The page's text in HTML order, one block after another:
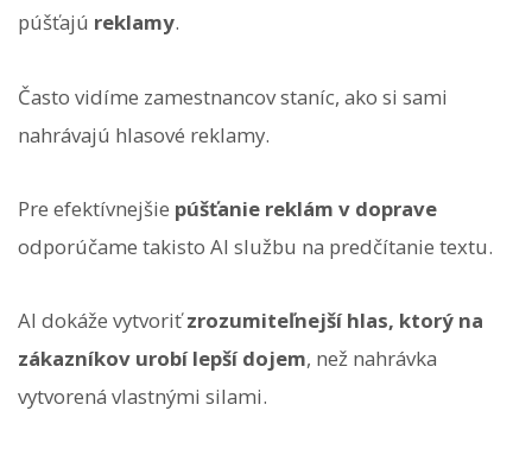
púšťajú reklamy.
Často vidíme zamestnancov staníc, ako si sami
nahrávajú hlasové reklamy.
Pre efektívnejšie púšťanie reklám v doprave
odporúčame takisto AI službu na predčítanie textu.
AI dokáže vytvoriťzrozumiteľnejší hlas, ktorý na
zákazníkov urobí lepší dojem, než nahrávka
vytvorená vlastnými silami.